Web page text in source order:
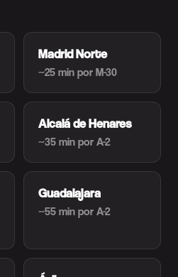
Madrid Norte
~25 min por M-30
Alcalá de Henares
~35 min por A-2
Guadalajara
~55 min por A-2